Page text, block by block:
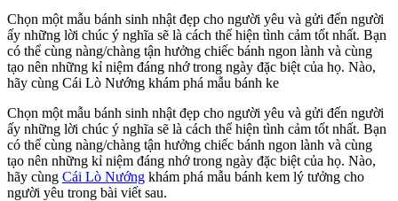
Chọn một mẫu bánh sinh nhật đẹp cho người yêu và gửi đến người
ấy những lời chúc ý nghĩa sẽ là cách thể hiện tình cảm tốt nhất. Bạn
có thể cùng nàng/chàng tận hưởng chiếc bánh ngon lành và cùng
tạo nên những kỉ niệm đáng nhớ trong ngày đặc biệt của họ. Nào,
hãy cùng Cái Lò Nướng khám phá mẫu bánh ke
Chọn một mẫu bánh sinh nhật đẹp cho người yêu và gửi đến người
ấy những lời chúc ý nghĩa sẽ là cách thể hiện tình cảm tốt nhất. Bạn
có thể cùng nàng/chàng tận hưởng chiếc bánh ngon lành và cùng
tạo nên những kỉ niệm đáng nhớ trong ngày đặc biệt của họ. Nào,
hãy cùng Cái Lò Nướng khám phá mẫu bánh kem lý tưởng cho
người yêu trong bài viết sau.